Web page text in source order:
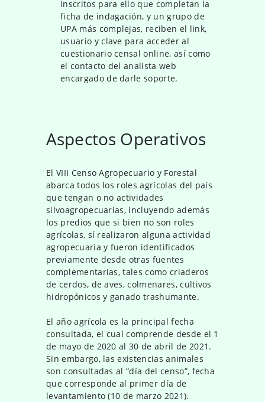
inscritos para ello que completan la
ficha de indagación, y un grupo de
UPA más complejas, reciben el link,
usuario y clave para acceder al
cuestionario censal online, así como
el contacto del analista web
encargado de darle soporte.
Aspectos Operativos
El VIII Censo Agropecuario y Forestal
abarca todos los roles agrícolas del país
que tengan o no actividades
silvoagropecuarias, incluyendo además
los predios que si bien no son roles
agrícolas, sí realizaron alguna actividad
agropecuaria y fueron identificados
previamente desde otras fuentes
complementarias, tales como criaderos
de cerdos, de aves, colmenares, cultivos
hidropónicos y ganado trashumante.
El año agrícola es la principal fecha
consultada, el cual comprende desde el 1
de mayo de 2020 al 30 de abril de 2021.
Sin embargo, las existencias animales
son consultadas al “día del censo”, fecha
que corresponde al primer día de
levantamiento (10 de marzo 2021).